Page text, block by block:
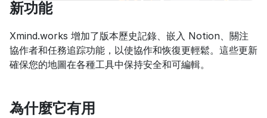
新功能
Xmind.works 增加了版本歷史記錄、嵌入 Notion、關注
協作者和任務追踪功能，以使協作和恢復更輕鬆。這些更新
確保您的地圖在各種工具中保持安全和可編輯。
為什麼它有用